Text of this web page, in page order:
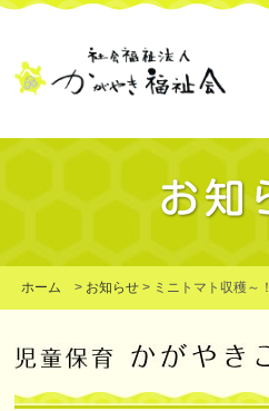
ホーム > お知らせ> ミニトマト収穫～！